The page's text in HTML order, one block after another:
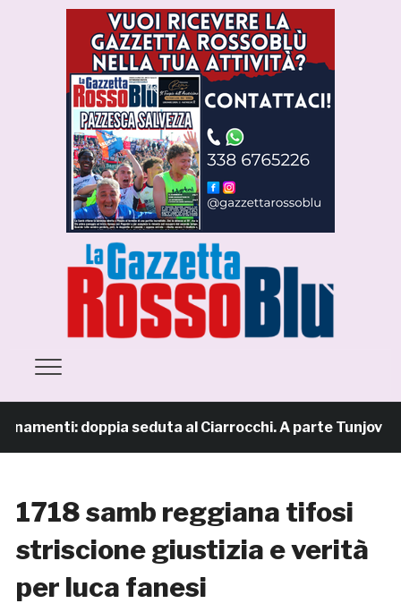
doppia seduta al Ciarrocchi. A parte Tunjov
1718 samb reggiana tifosi
striscione giustizia e verità
per luca fanesi